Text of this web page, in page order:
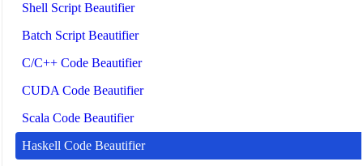
Shell Script Beautifier
Batch Script Beautifier
C/C++ Code Beautifier
CUDA Code Beautifier
Scala Code Beautifier
Haskell Code Beautifier